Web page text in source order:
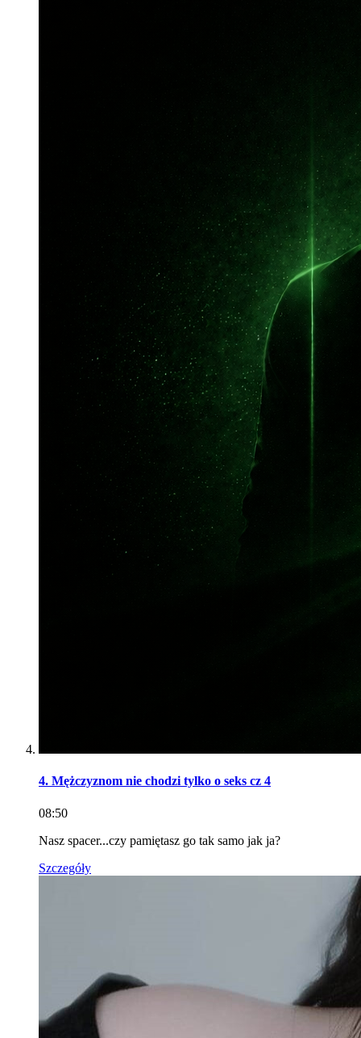
4. Mężczyznom nie chodzi tylko o seks cz 4
08:50
Nasz spacer...czy pamiętasz go tak samo jak ja?
Szczegóły